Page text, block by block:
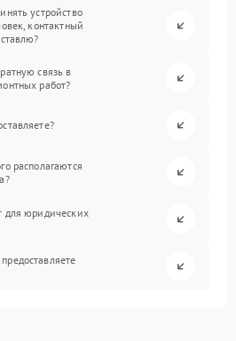
устройство
контактный
связь в
работ?
располагаются
для юридических